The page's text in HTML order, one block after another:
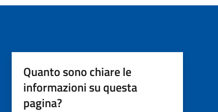
Quanto sono chiare le
informazioni su questa
pagina?